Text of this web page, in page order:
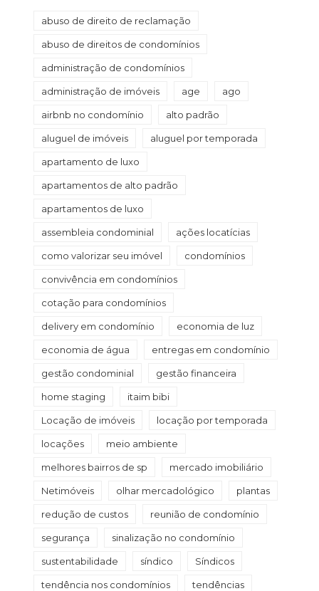
abuso de direito de reclamação
abuso de direitos de condomínios
administração de condomínios
administração de imóveis age ago
airbnb no condomínio alto padrão
aluguel de imóveis aluguel por temporada
apartamento de luxo
apartamentos de alto padrão
apartamentos de luxo
assembleia condominial ações locatícias
como valorizar seu imóvel condomínios
convivência em condomínios
cotação para condomínios
delivery em condomínio economia de luz
economia de água entregas em condomínio
gestão condominial gestão financeira
home staging itaim bibi
Locação de imóveis locação por temporada
locações meio ambiente
melhores bairros de sp mercado imobiliário
Netimóveis olhar mercadológico plantas
redução de custos reunião de condomínio
segurança sinalização no condomínio
sustentabilidade síndico Síndicos
tendência nos condomínios tendências